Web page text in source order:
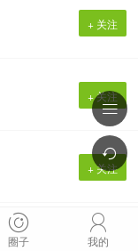
+ 关注
+ 关注
+ 关注
+ 关注

圈子

我的

